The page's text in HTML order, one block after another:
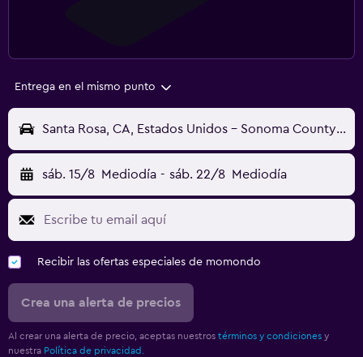
Entrega en el mismo punto
Santa Rosa, CA, Estados Unidos - Sonoma County (STS)
sáb. 15/8 Mediodía - sáb. 22/8 Mediodía
Recibir las ofertas especiales de momondo
Crea una alerta de precios
Al crear una alerta de precio, aceptas nuestros términos y condiciones y
nuestra Política de privacidad.